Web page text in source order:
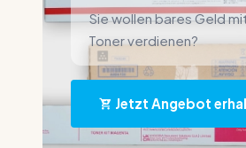
Sie wollen bares Geld
Toner verdienen?
Jetzt Angebot